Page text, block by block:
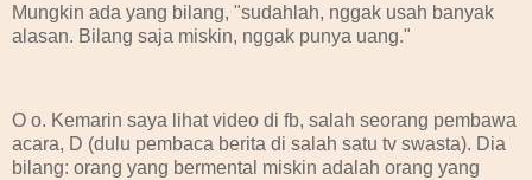
Mungkin ada yang bilang, "sudahlah, nggak usah banyak
alasan. Bilang saja miskin, nggak punya uang."
O o. Kemarin saya lihat video di fb, salah seorang pembawa
acara, D (dulu pembaca berita di salah satu tv swasta). Dia
bilang: orang yang bermental miskin adalah orang yang